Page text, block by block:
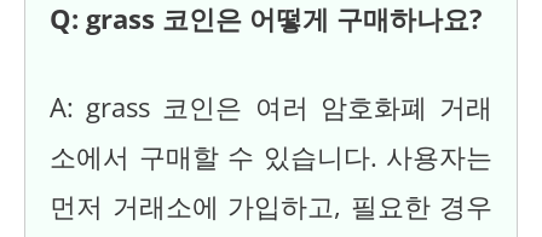
Q: grass 코인은 어떻게 구매하나요?
A: grass 코인은 여러 암호화폐 거래
소에서 구매할 수 있습니다. 사용자는
먼저 거래소에 가입하고, 필요한 경우